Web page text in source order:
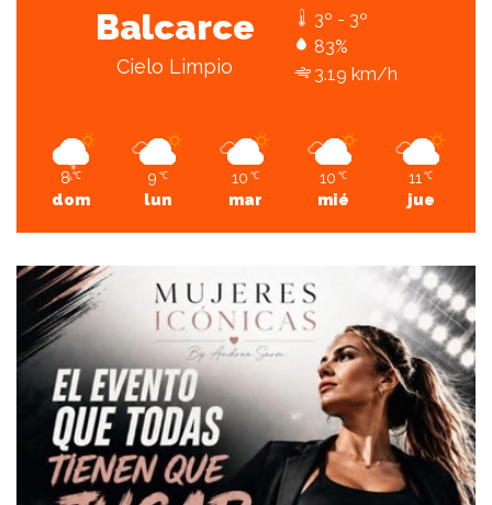
Balcarce
Cielo Limpio
3º - 3º
83%
3.19 km/h
8 ℃
dom
9 ℃
lun
10 ℃
mar
10 ℃
mié
11 ℃
jue